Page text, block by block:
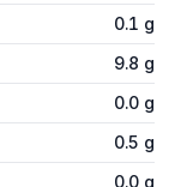
0.1 g
9.8 g
0.0 g
0.5 g
0.0 g